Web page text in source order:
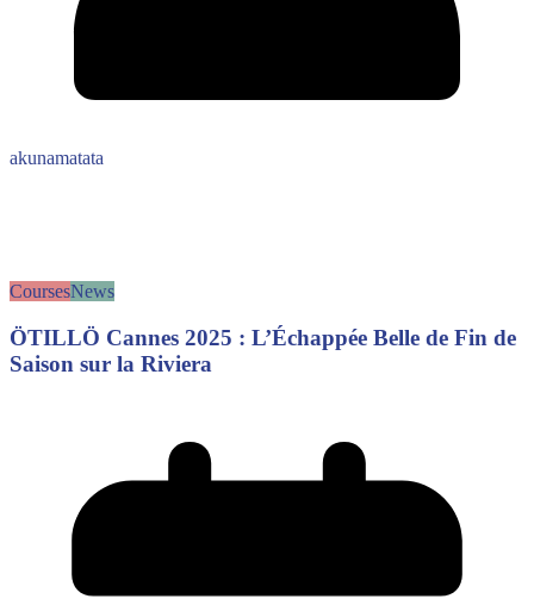
akunamatata
CoursesNews
ÖTILLÖ Cannes 2025 : L’Échappée Belle de Fin de
Saison sur la Riviera